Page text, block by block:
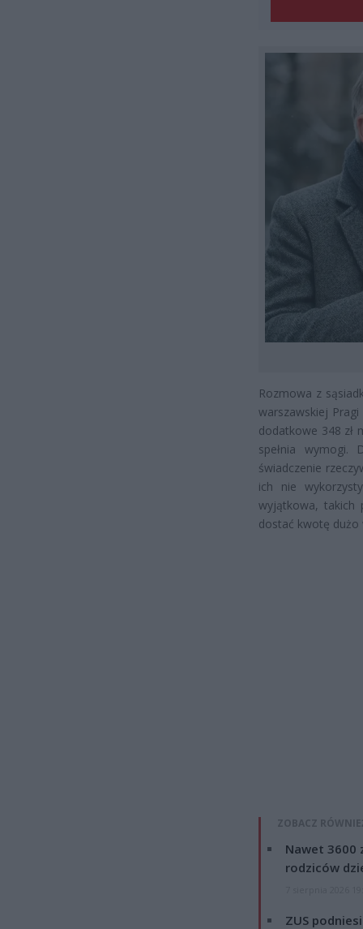
Rozmowa z
warszawskiej
dodatkowe 348 zł
spełnia wymogi.
świadczenie
ich nie
wyjątkowa, takich
dostać kwotę dużo
ZOBACZ
Nawet 3600
rodziców
ZUS